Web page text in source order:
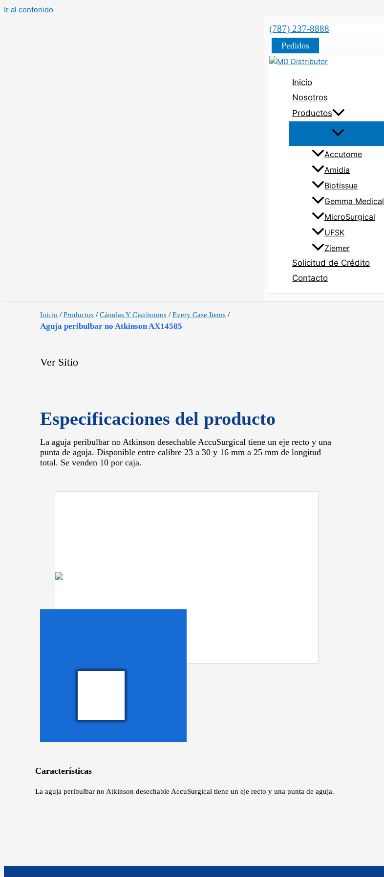
Ir al contenido
(787) 237-8888
Pedidos
Inicio
Nosotros
Productos
Accutome
Amidia
Biotissue
Gemma Medical
MicroSurgical
UFSK
Ziemer
Solicitud de Crédito
Contacto
Inicio / Productos / Cánulas Y Cistótomos / Every Case Items /
Aguja peribulbar no Atkinson AX14585
Ver Sitio
Especificaciones del producto
La aguja peribulbar no Atkinson desechable AccuSurgical tiene un eje recto y una
punta de aguja. Disponible entre calibre 23 a 30 y 16 mm a 25 mm de longitud
total. Se venden 10 por caja.
Características
La aguja peribulbar no Atkinson desechable AccuSurgical tiene un eje recto y una punta de aguja.